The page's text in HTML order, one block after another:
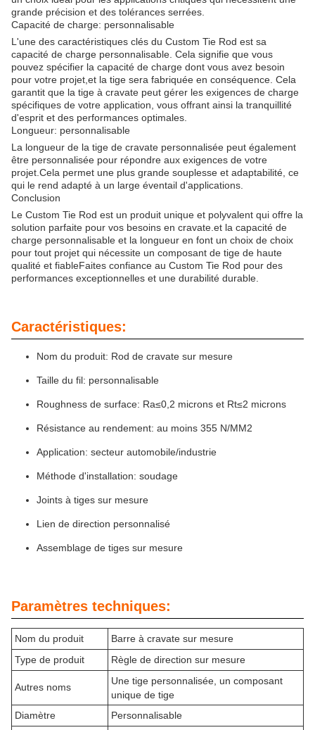
grande précision et des tolérances serrées.
Capacité de charge: personnalisable
L'une des caractéristiques clés du Custom Tie Rod est sa
capacité de charge personnalisable. Cela signifie que vous
pouvez spécifier la capacité de charge dont vous avez besoin
pour votre projet,et la tige sera fabriquée en conséquence. Cela
garantit que la tige à cravate peut gérer les exigences de charge
spécifiques de votre application, vous offrant ainsi la tranquillité
d'esprit et des performances optimales.
Longueur: personnalisable
La longueur de la tige de cravate personnalisée peut également
être personnalisée pour répondre aux exigences de votre
projet.Cela permet une plus grande souplesse et adaptabilité, ce
qui le rend adapté à un large éventail d'applications.
Conclusion
Le Custom Tie Rod est un produit unique et polyvalent qui offre la
solution parfaite pour vos besoins en cravate.et la capacité de
charge personnalisable et la longueur en font un choix de choix
pour tout projet qui nécessite un composant de tige de haute
qualité et fiableFaites confiance au Custom Tie Rod pour des
performances exceptionnelles et une durabilité durable.
Caractéristiques:
Nom du produit: Rod de cravate sur mesure
Taille du fil: personnalisable
Roughness de surface: Ra≤0,2 microns et Rt≤2 microns
Résistance au rendement: au moins 355 N/MM2
Application: secteur automobile/industrie
Méthode d'installation: soudage
Joints à tiges sur mesure
Lien de direction personnalisé
Assemblage de tiges sur mesure
Paramètres techniques:
Nom du produit
Barre à cravate sur mesure
Type de produit
Règle de direction sur mesure
Autres noms
Une tige personnalisée, un composant
unique de tige
Diamètre
Personnalisable